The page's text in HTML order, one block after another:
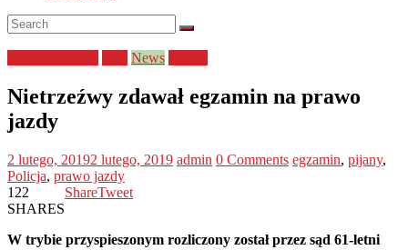
News
Nietrzeźwy zdawał egzamin na prawo
jazdy
2 lutego, 20192 lutego, 2019 admin 0 Comments egzamin, pijany,
Policja, prawo jazdy
122
SHARES
ShareTweet
W trybie przyspieszonym rozliczony został przez sąd 61-letni